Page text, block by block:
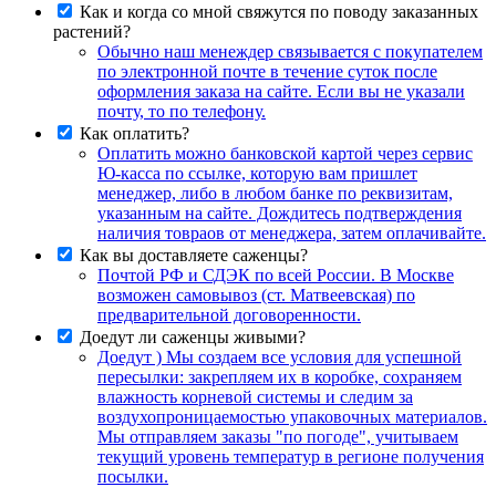
Как и когда со мной свяжутся по поводу заказанных
растений?
Обычно наш менеждер связывается с покупателем
по электронной почте в течение суток после
оформления заказа на сайте. Если вы не указали
почту, то по телефону.
Как оплатить?
Оплатить можно банковской картой через сервис
Ю-касса по ссылке, которую вам пришлет
менеджер, либо в любом банке по реквизитам,
указанным на сайте. Дождитесь подтверждения
наличия товраов от менеджера, затем оплачивайте.
Как вы доставляете саженцы?
Почтой РФ и СДЭК по всей России. В Москве
возможен самовывоз (ст. Матвеевская) по
предварительной договоренности.
Доедут ли саженцы живыми?
Доедут ) Мы создаем все условия для успешной
пересылки: закрепляем их в коробке, сохраняем
влажность корневой системы и следим за
воздухопроницаемостью упаковочных материалов.
Мы отправляем заказы "по погоде", учитываем
текущий уровень температур в регионе получения
посылки.